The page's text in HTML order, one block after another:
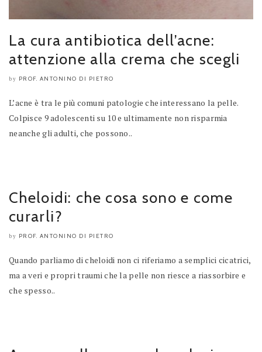
La cura antibiotica dell’acne:
attenzione alla crema che scegli
by PROF. ANTONINO DI PIETRO
L’acne è tra le più comuni patologie che interessano la pelle.
Colpisce 9 adolescenti su 10 e ultimamente non risparmia
neanche gli adulti, che possono..
Cheloidi: che cosa sono e come
curarli?
by PROF. ANTONINO DI PIETRO
Quando parliamo di cheloidi non ci riferiamo a semplici cicatrici,
ma a veri e propri traumi che la pelle non riesce a riassorbire e
che spesso..